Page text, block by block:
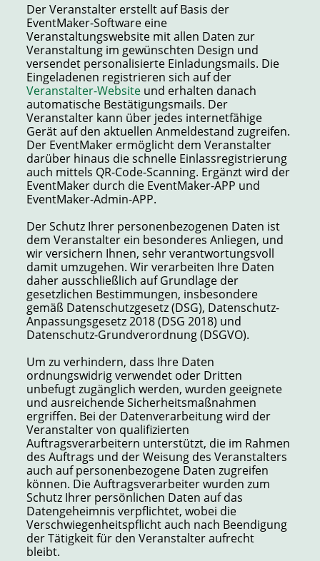
Der Veranstalter erstellt auf Basis der
EventMaker-Software eine
Veranstaltungswebsite mit allen Daten zur
Veranstaltung im gewünschten Design und
versendet personalisierte Einladungsmails. Die
Eingeladenen registrieren sich auf der
Veranstalter-Website und erhalten danach
automatische Bestätigungsmails. Der
Veranstalter kann über jedes internetfähige
Gerät auf den aktuellen Anmeldestand zugreifen.
Der EventMaker ermöglicht dem Veranstalter
darüber hinaus die schnelle Einlassregistrierung
auch mittels QR-Code-Scanning. Ergänzt wird der
EventMaker durch die EventMaker-APP und
EventMaker-Admin-APP.
Der Schutz Ihrer personenbezogenen Daten ist
dem Veranstalter ein besonderes Anliegen, und
wir versichern Ihnen, sehr verantwortungsvoll
damit umzugehen. Wir verarbeiten Ihre Daten
daher ausschließlich auf Grundlage der
gesetzlichen Bestimmungen, insbesondere
gemäß Datenschutzgesetz (DSG), Datenschutz-
Anpassungsgesetz 2018 (DSG 2018) und
Datenschutz-Grundverordnung (DSGVO).
Um zu verhindern, dass Ihre Daten
ordnungswidrig verwendet oder Dritten
unbefugt zugänglich werden, wurden geeignete
und ausreichende Sicherheitsmaßnahmen
ergriffen. Bei der Datenverarbeitung wird der
Veranstalter von qualifizierten
Auftragsverarbeitern unterstützt, die im Rahmen
des Auftrags und der Weisung des Veranstalters
auch auf personenbezogene Daten zugreifen
können. Die Auftragsverarbeiter wurden zum
Schutz Ihrer persönlichen Daten auf das
Datengeheimnis verpflichtet, wobei die
Verschwiegenheitspflicht auch nach Beendigung
der Tätigkeit für den Veranstalter aufrecht
bleibt.